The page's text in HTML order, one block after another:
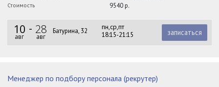
Стоимость 9540 р.
10
авг
28
авг
Батурина, 32
пн,ср,пт
18:15-21:15
записаться
Менеджер по подбору персонала (рекрутер)